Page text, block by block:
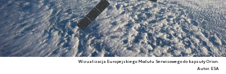
Wizualizacja Europejskiego Modułu Serwisowego do kapsuły Orion.
Autor. ESA